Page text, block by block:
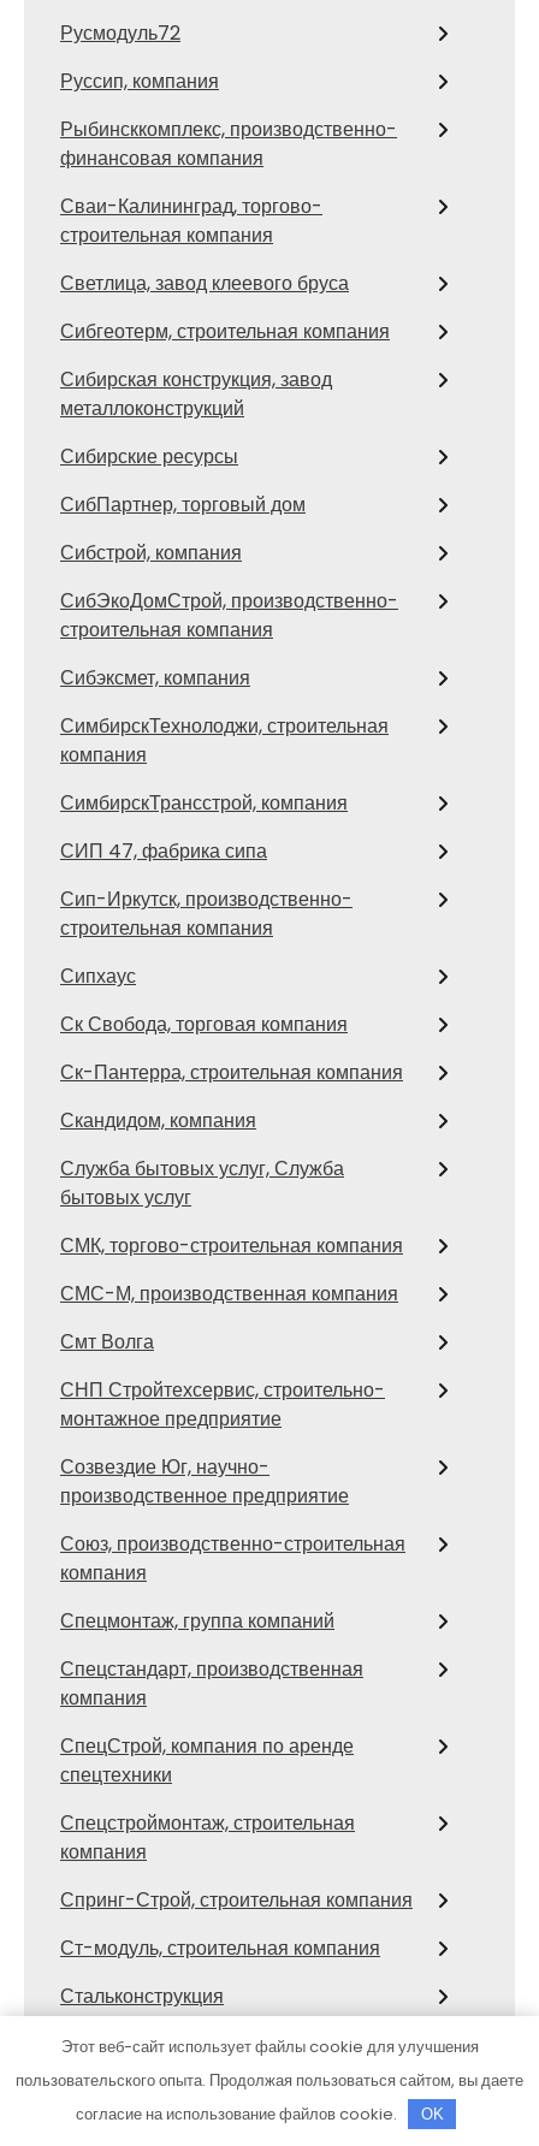
Русмодуль72
Руссип, компания
Рыбинсккомплекс, производственно-
финансовая компания
Сваи-Калининград, торгово-
строительная компания
Светлица, завод клеевого бруса
Сибгеотерм, строительная компания
Сибирская конструкция, завод
металлоконструкций
Сибирские ресурсы
СибПартнер, торговый дом
Сибстрой, компания
СибЭкоДомСтрой, производственно-
строительная компания
Сибэксмет, компания
СимбирскТехнолоджи, строительная
компания
СимбирскТрансстрой, компания
СИП 47, фабрика сипа
Сип-Иркутск, производственно-
строительная компания
Сипхаус
Ск Свобода, торговая компания
Ск-Пантерра, строительная компания
Скандидом, компания
Служба бытовых услуг, Служба
бытовых услуг
СМК, торгово-строительная компания
СМС-М, производственная компания
Смт Волга
СНП Стройтехсервис, строительно-
монтажное предприятие
Созвездие Юг, научно-
производственное предприятие
Союз, производственно-строительная
компания
Спецмонтаж, группа компаний
Спецстандарт, производственная
компания
СпецСтрой, компания по аренде
спецтехники
Спецстроймонтаж, строительная
компания
Спринг-Строй, строительная компания
Ст-модуль, строительная компания
Стальконструкция
Стрелка21, строительная компания
Строитель, строительная-
технологическая компания
Этот веб-сайт использует файлы cookie для улучшения
пользовательского опыта. Продолжая пользоваться сайтом, вы даете
согласие на использование файлов cookie.
OK